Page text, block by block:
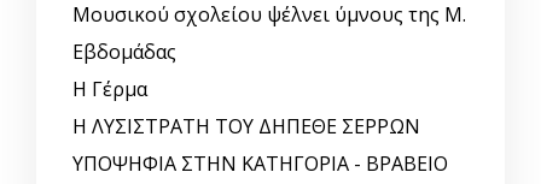
Μουσικού σχολείου ψέλνει ύμνους της Μ.
Εβδομάδας
Η Γέρμα
Η ΛΥΣΙΣΤΡΑΤΗ ΤΟΥ ΔΗΠΕΘΕ ΣΕΡΡΩΝ
ΥΠΟΨΗΦΙΑ ΣΤΗΝ ΚΑΤΗΓΟΡΙΑ - ΒΡΑΒΕΙΟ